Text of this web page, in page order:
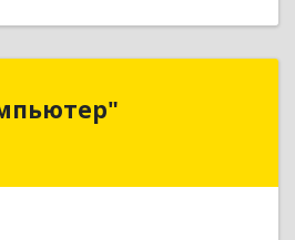
обл, Углегорский р-н,